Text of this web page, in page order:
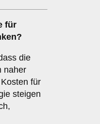
für
die
naher
für
steigen